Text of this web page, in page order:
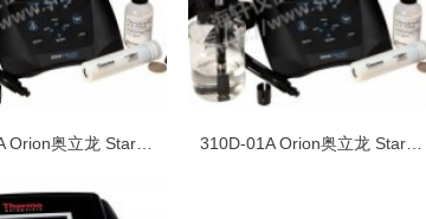
310D-24A Orion奥立龙 Star A213台式溶氧测定仪 310D-01A Orion奥立龙 Star A213台式溶解氧测定仪